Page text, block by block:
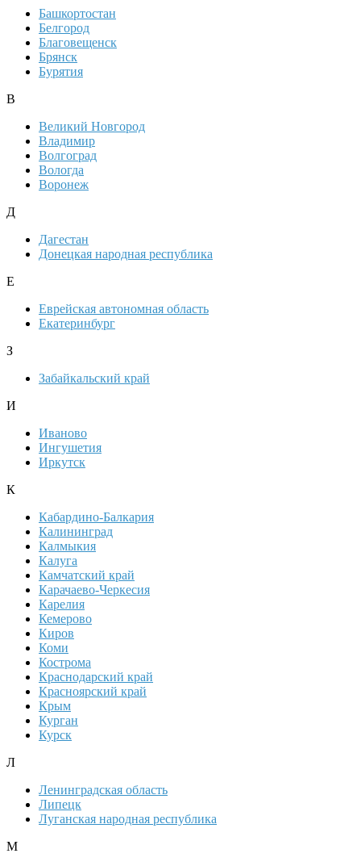
Башкортостан
Белгород
Благовещенск
Брянск
Бурятия
В
Великий Новгород
Владимир
Волгоград
Вологда
Воронеж
Д
Дагестан
Донецкая народная республика
Е
Еврейская автономная область
Екатеринбург
З
Забайкальский край
И
Иваново
Ингушетия
Иркутск
К
Кабардино-Балкария
Калининград
Калмыкия
Калуга
Камчатский край
Карачаево-Черкесия
Карелия
Кемерово
Киров
Коми
Кострома
Краснодарский край
Красноярский край
Крым
Курган
Курск
Л
Ленинградская область
Липецк
Луганская народная республика
М